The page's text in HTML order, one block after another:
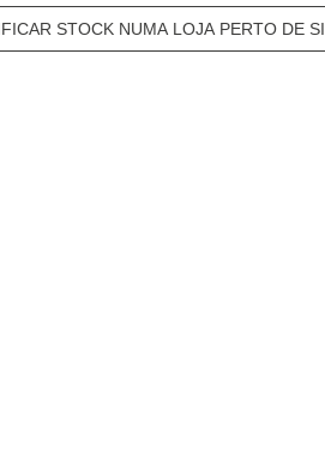
STOCK NUMA LOJA PERTO DE SI